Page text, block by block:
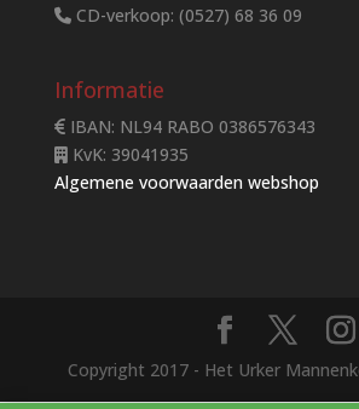
CD-verkoop: (0527) 68 36 09
Informatie
IBAN: NL94 RABO 0386576343
KvK: 39041935
Algemene voorwaarden webshop
Copyright 2017 - Het Urker